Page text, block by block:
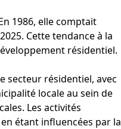
1986, elle comptait
Cette tendance à la
résidentiel.
secteur résidentiel, avec
locale au sein de
Les activités
étant influencées par la